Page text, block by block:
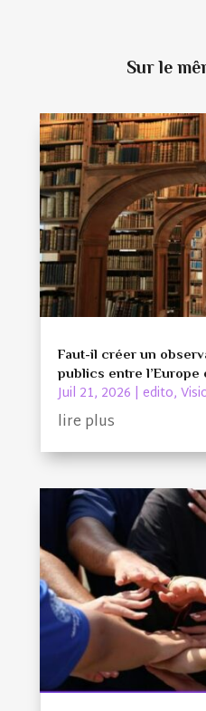
Sur le
Faut-il créer un
publics entre l’Europe
Juil 21, 2026 | edito,
lire plus